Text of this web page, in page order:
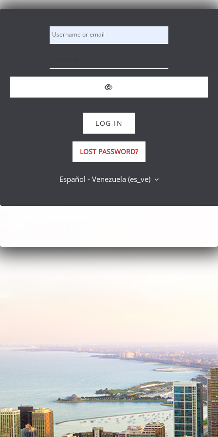
Saltar al contenido principal
Username or email
LOG IN
LOST PASSWORD?
Español - Venezuela ‎(es_ve)‎